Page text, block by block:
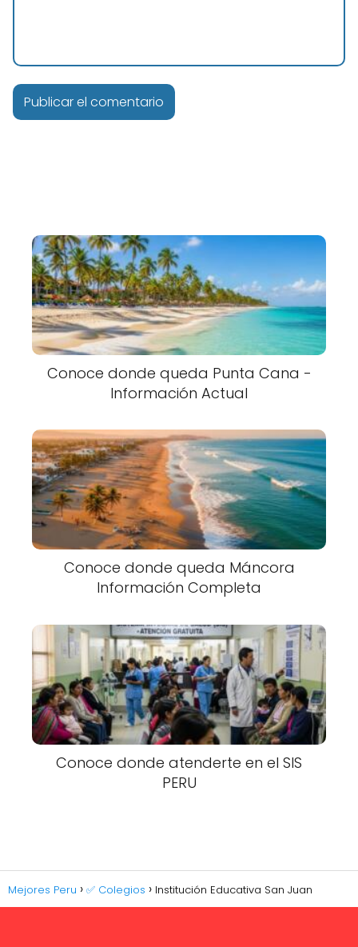
Conoce donde queda Punta Cana -
Información Actual
Conoce donde queda Máncora
Información Completa
Conoce donde atenderte en el SIS
PERU
Mejores Peru ✅ Colegios Institución Educativa San Juan